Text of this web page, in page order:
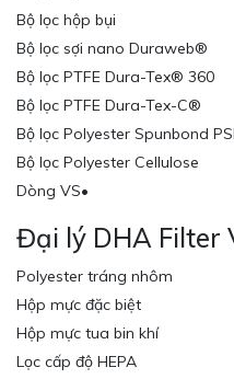
Bộ lọc hộp bụi
Bộ lọc sợi nano Duraweb®
Bộ lọc PTFE Dura-Tex® 360
Bộ lọc PTFE Dura-Tex-C®
Bộ lọc Polyester Spunbond
Bộ lọc Polyester Cellulose
Dòng VS•
Đại lý DHA Filter
Polyester tráng nhôm
Hộp mực đặc biệt
Hộp mực tua bin khí
Lọc cấp độ HEPA